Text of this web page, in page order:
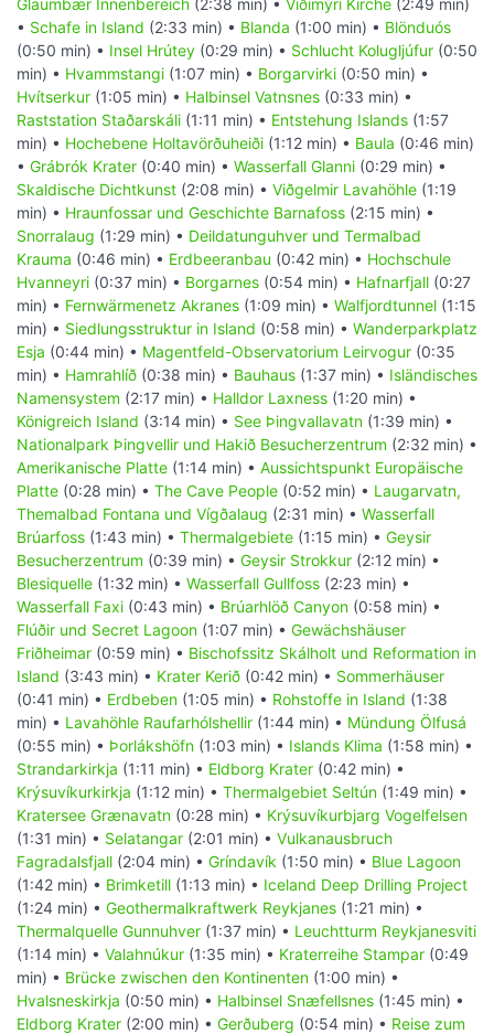
Glaumbær Innenbereich (2:38 min) • Viðimýri Kirche (2:49 min)
• Schafe in Island (2:33 min) • Blanda (1:00 min) • Blönduós
(0:50 min) • Insel Hrútey (0:29 min) • Schlucht Kolugljúfur (0:50
min) • Hvammstangi (1:07 min) • Borgarvirki (0:50 min) •
Hvítserkur (1:05 min) • Halbinsel Vatnsnes (0:33 min) •
Raststation Staðarskáli (1:11 min) • Entstehung Islands (1:57
min) • Hochebene Holtavörðuheiði (1:12 min) • Baula (0:46 min)
• Grábrók Krater (0:40 min) • Wasserfall Glanni (0:29 min) •
Skaldische Dichtkunst (2:08 min) • Viðgelmir Lavahöhle (1:19
min) • Hraunfossar und Geschichte Barnafoss (2:15 min) •
Snorralaug (1:29 min) • Deildatunguhver und Termalbad
Krauma (0:46 min) • Erdbeeranbau (0:42 min) • Hochschule
Hvanneyri (0:37 min) • Borgarnes (0:54 min) • Hafnarfjall (0:27
min) • Fernwärmenetz Akranes (1:09 min) • Walfjordtunnel (1:15
min) • Siedlungsstruktur in Island (0:58 min) • Wanderparkplatz
Esja (0:44 min) • Magentfeld-Observatorium Leirvogur (0:35
min) • Hamrahlíð (0:38 min) • Bauhaus (1:37 min) • Isländisches
Namensystem (2:17 min) • Halldor Laxness (1:20 min) •
Königreich Island (3:14 min) • See Þingvallavatn (1:39 min) •
Nationalpark Þingvellir und Hakið Besucherzentrum (2:32 min) •
Amerikanische Platte (1:14 min) • Aussichtspunkt Europäische
Platte (0:28 min) • The Cave People (0:52 min) • Laugarvatn,
Themalbad Fontana und Vígðalaug (2:31 min) • Wasserfall
Brúarfoss (1:43 min) • Thermalgebiete (1:15 min) • Geysir
Besucherzentrum (0:39 min) • Geysir Strokkur (2:12 min) •
Blesiquelle (1:32 min) • Wasserfall Gullfoss (2:23 min) •
Wasserfall Faxi (0:43 min) • Brúarhlöð Canyon (0:58 min) •
Flúðir und Secret Lagoon (1:07 min) • Gewächshäuser
Friðheimar (0:59 min) • Bischofssitz Skálholt und Reformation in
Island (3:43 min) • Krater Kerið (0:42 min) • Sommerhäuser
(0:41 min) • Erdbeben (1:05 min) • Rohstoffe in Island (1:38
min) • Lavahöhle Raufarhólshellir (1:44 min) • Mündung Ölfusá
(0:55 min) • Þorlákshöfn (1:03 min) • Islands Klima (1:58 min) •
Strandarkirkja (1:11 min) • Eldborg Krater (0:42 min) •
Krýsuvíkurkirkja (1:12 min) • Thermalgebiet Seltún (1:49 min) •
Kratersee Grænavatn (0:28 min) • Krýsuvíkurbjarg Vogelfelsen
(1:31 min) • Selatangar (2:01 min) • Vulkanausbruch
Fagradalsfjall (2:04 min) • Gríndavík (1:50 min) • Blue Lagoon
(1:42 min) • Brimketill (1:13 min) • Iceland Deep Drilling Project
(1:24 min) • Geothermalkraftwerk Reykjanes (1:21 min) •
Thermalquelle Gunnuhver (1:37 min) • Leuchtturm Reykjanesviti
(1:14 min) • Valahnúkur (1:35 min) • Kraterreihe Stampar (0:49
min) • Brücke zwischen den Kontinenten (1:00 min) •
Hvalsneskirkja (0:50 min) • Halbinsel Snæfellsnes (1:45 min) •
Eldborg Krater (2:00 min) • Gerðuberg (0:54 min) • Reise zum